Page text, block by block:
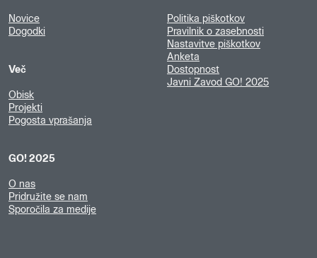
Novice
Dogodki
Več
Obisk
Projekti
Pogosta vprašanja
GO! 2025
O nas
Pridružite se nam
Sporočila za medije
Politika piškotkov
Pravilnik o zasebnosti
Nastavitve piškotkov
Anketa
Dostopnost
Javni Zavod GO! 2025